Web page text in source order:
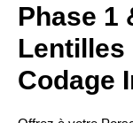
Phase 1
Lentilles
Codage